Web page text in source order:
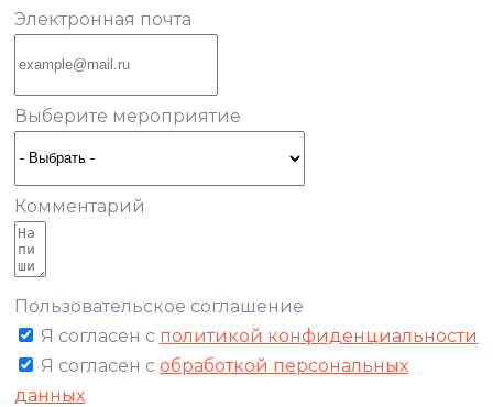
Электронная почта
Выберите мероприятие
Комментарий
Пользовательское соглашение
Я согласен с политикой конфиденциальности
Я согласен с обработкой персональных
данных